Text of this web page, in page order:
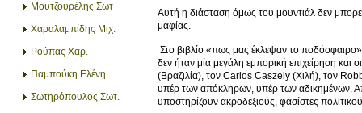
Μουτζουρέλης Σωτ
Χαραλαμπίδης Μιχ.
Ρούπας Χαρ.
Παμπούκη Ελένη
Σωτηρόπουλος Σωτ.
Αυτή η διάσταση όμως του μουντιάλ δεν
μαφίας.
Στο βιβλίο «πως μας έκλεψαν το
δεν ήταν μία μεγάλη εμπορική επιχείρηση
(Βραζιλία), τον Carlos Caszely (Χιλή), τον
υπέρ των απόκληρων, υπέρ των αδικημένων.
υποστηρίζουν ακροδεξιούς, φασίστες